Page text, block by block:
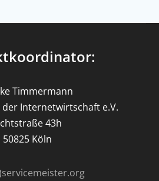
Timmermann
der Internetwirtschaft e.V.
43h
50825 Köln